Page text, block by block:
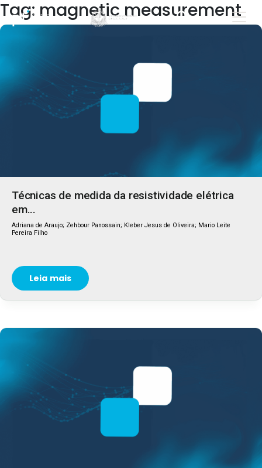
Tag: magnetic measurement
Técnicas de medida da resistividade elétrica
em...
Adriana de Araujo; Zehbour Panossain; Kleber Jesus de Oliveira; Mario Leite
Pereira Filho
Leia mais